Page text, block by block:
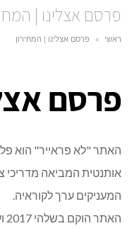
פרסם אצלינו |
ראשי » פרסם אצלינו | המחירון
פרסם
האתר "לא פראייר" הוא
אותנטית המביאה מדריכי
המעניקים ערך לקוראיה.